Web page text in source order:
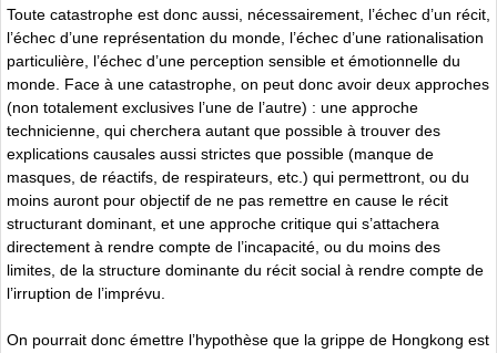
Toute catastrophe est donc aussi, nécessairement, l’échec d’un récit,
l’échec d’une représentation du monde, l’échec d’une rationalisation
particulière, l’échec d’une perception sensible et émotionnelle du
monde. Face à une catastrophe, on peut donc avoir deux approches
(non totalement exclusives l’une de l’autre) : une approche
technicienne, qui cherchera autant que possible à trouver des
explications causales aussi strictes que possible (manque de
masques, de réactifs, de respirateurs, etc.) qui permettront, ou du
moins auront pour objectif de ne pas remettre en cause le récit
structurant dominant, et une approche critique qui s’attachera
directement à rendre compte de l’incapacité, ou du moins des
limites, de la structure dominante du récit social à rendre compte de
l’irruption de l’imprévu.
On pourrait donc émettre l’hypothèse que la grippe de Hongkong est